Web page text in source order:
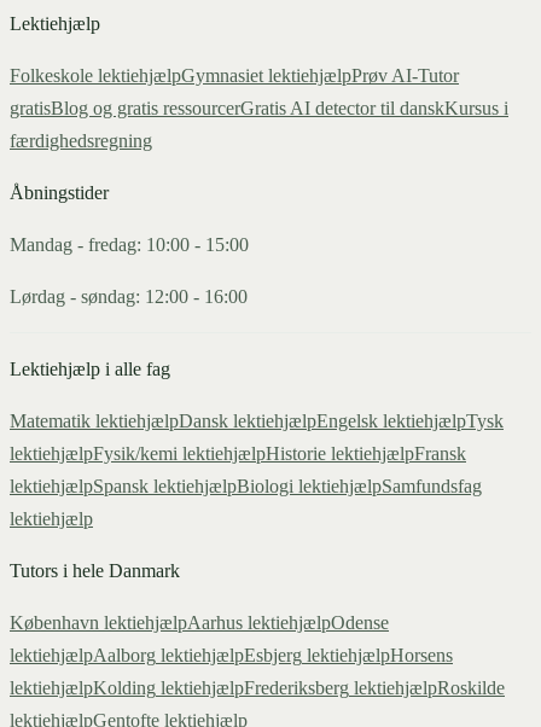
Lektiehjælp
Folkeskole lektiehjælpGymnasiet lektiehjælpPrøv AI-Tutor
gratisBlog og gratis ressourcerGratis AI detector til danskKursus i
færdighedsregning
Åbningstider
Mandag - fredag: 10:00 - 15:00
Lørdag - søndag: 12:00 - 16:00
Lektiehjælp i alle fag
Matematik lektiehjælpDansk lektiehjælpEngelsk lektiehjælpTysk
lektiehjælpFysik/kemi lektiehjælpHistorie lektiehjælpFransk
lektiehjælpSpansk lektiehjælpBiologi lektiehjælpSamfundsfag
lektiehjælp
Tutors i hele Danmark
København lektiehjælpAarhus lektiehjælpOdense
lektiehjælpAalborg lektiehjælpEsbjerg lektiehjælpHorsens
lektiehjælpKolding lektiehjælpFrederiksberg lektiehjælpRoskilde
lektiehjælpGentofte lektiehjælp